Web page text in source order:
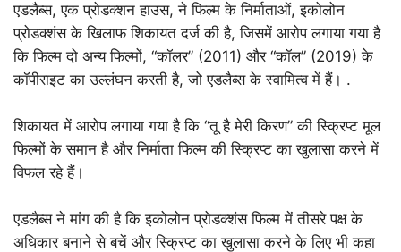
एडलैब्स, एक प्रोडक्शन हाउस, ने फिल्म के निर्माताओं, इकोलोन
प्रोडक्शंस के खिलाफ शिकायत दर्ज की है, जिसमें आरोप लगाया गया है
कि फिल्म दो अन्य फिल्मों, “कॉलर” (2011) और “कॉल” (2019) के
कॉपीराइट का उल्लंघन करती है, जो एडलैब्स के स्वामित्व में हैं। .
शिकायत में आरोप लगाया गया है कि “तू है मेरी किरण” की स्क्रिप्ट मूल
फिल्मों के समान है और निर्माता फिल्म की स्क्रिप्ट का खुलासा करने में
विफल रहे हैं।
एडलैब्स ने मांग की है कि इकोलोन प्रोडक्शंस फिल्म में तीसरे पक्ष के
अधिकार बनाने से बचें और स्क्रिप्ट का खुलासा करने के लिए भी कहा